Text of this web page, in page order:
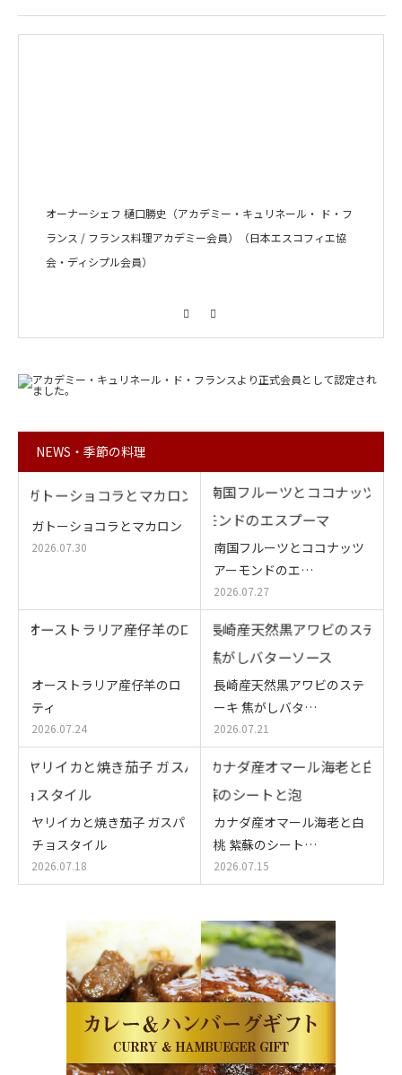
オーナーシェフ 樋口勝史（アカデミー・キュリネール・ ド・フ
ランス / フランス料理アカデミー会員）（日本エスコフィエ協
会・ディシプル会員）
NEWS・季節の料理
ガトーショコラとマカロン
2026.07.30
南国フルーツとココナッツ
アーモンドのエ…
2026.07.27
オーストラリア産仔羊のロ
ティ
2026.07.24
長崎産天然黒アワビのステ
ーキ 焦がしバタ…
2026.07.21
ヤリイカと焼き茄子 ガスパ
チョスタイル
2026.07.18
カナダ産オマール海老と白
桃 紫蘇のシート…
2026.07.15